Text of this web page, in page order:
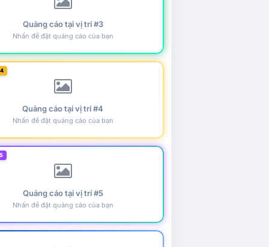
Quảng cáo tại vị trí #3
Nhấn để đặt quảng cáo của bạn
Quảng cáo tại vị trí #4
Nhấn để đặt quảng cáo của bạn
Quảng cáo tại vị trí #5
Nhấn để đặt quảng cáo của bạn